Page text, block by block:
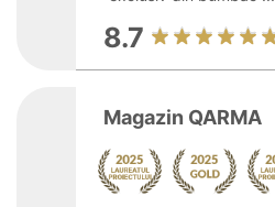
8.7
Magazin QARMA